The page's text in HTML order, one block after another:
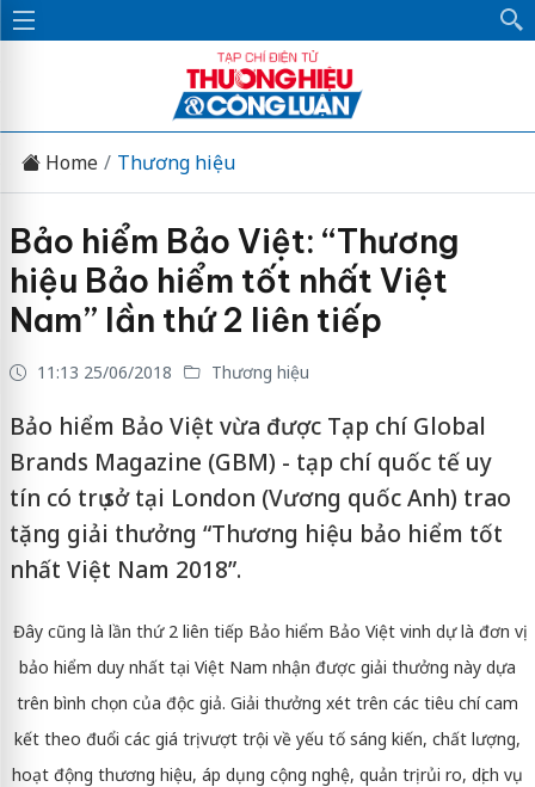
Home Thương hiệu
Bảo hiểm Bảo Việt: “Thương
hiệu Bảo hiểm tốt nhất Việt
Nam” lần thứ 2 liên tiếp
11:13 25/06/2018 Thương hiệu
Bảo hiểm Bảo Việt vừa được Tạp chí Global
Brands Magazine (GBM) - tạp chí quốc tế uy
tín có trụ sở tại London (Vương quốc Anh) trao
tặng giải thưởng “Thương hiệu bảo hiểm tốt
nhất Việt Nam 2018”.
Đây cũng là lần thứ 2 liên tiếp Bảo hiểm Bảo Việt vinh dự là đơn vị
bảo hiểm duy nhất tại Việt Nam nhận được giải thưởng này dựa
trên bình chọn của độc giả. Giải thưởng xét trên các tiêu chí cam
kết theo đuổi các giá trị vượt trội về yếu tố sáng kiến, chất lượng,
hoạt động thương hiệu, áp dụng cộng nghệ, quản trị rủi ro, dịch vụ